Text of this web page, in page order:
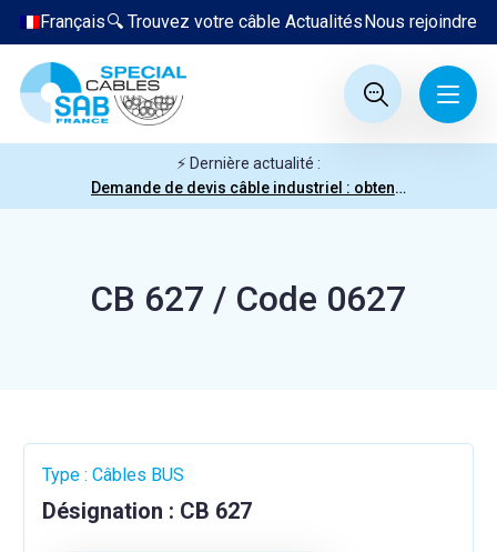
Nous rejoindre
Actualités
🔍 Trouvez votre câble
Français
⚡ Dernière actualité :
Demande de devis câble industriel : obtenez votre prix en quelques clics
CB 627 / Code 0627
Type : Câbles BUS
Désignation : CB 627